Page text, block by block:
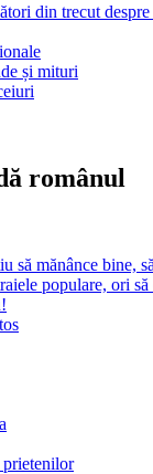
din trecut
și mituri
românul
să mănânce bine,
populare, ori